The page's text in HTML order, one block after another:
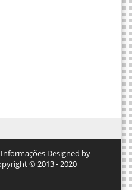
Designed by
© 2013 - 2020